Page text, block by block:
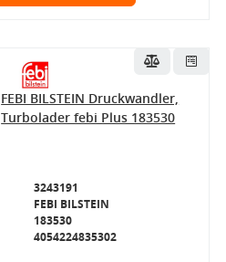
FEBI BILSTEIN Druckwandler,
Turbolader febi Plus 183530
3243191
FEBI BILSTEIN
183530
4054224835302